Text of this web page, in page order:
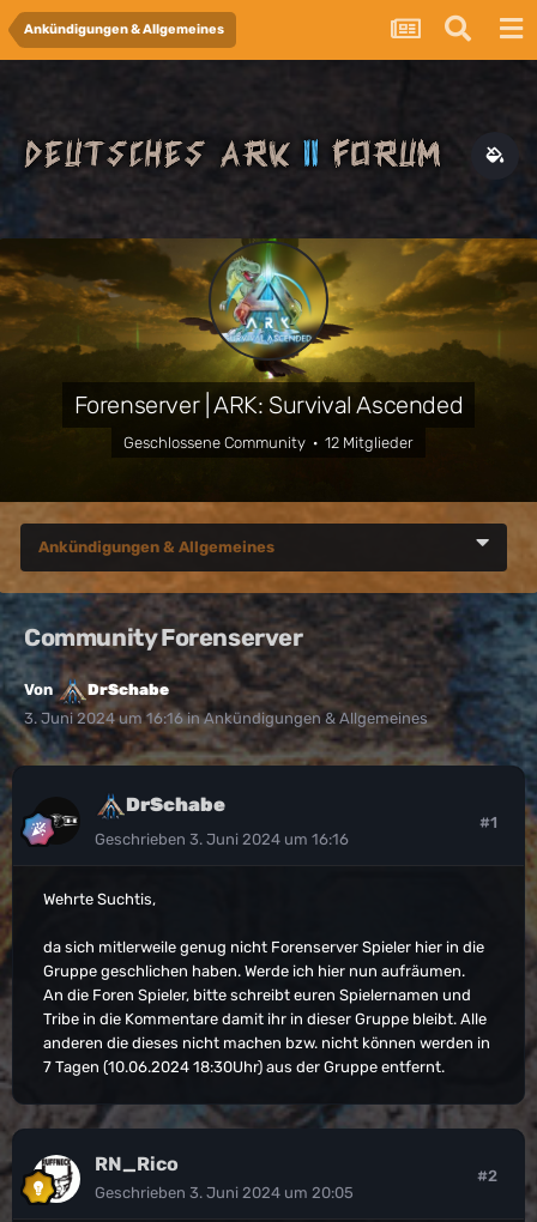
Ankündigungen & Allgemeines
Forenserver | ARK: Survival Ascended
Geschlossene Community · 12 Mitglieder
Ankündigungen & Allgemeines
Community Forenserver
Von
DrSchabe
3. Juni 2024 um 16:16inAnkündigungen & Allgemeines
DrSchabe
Geschrieben 3. Juni 2024 um 16:16
#1
Wehrte Suchtis,
da sich mitlerweile genug nicht Forenserver Spieler hier in die
Gruppe geschlichen haben. Werde ich hier nun aufräumen.
An die Foren Spieler, bitte schreibt euren Spielernamen und
Tribe in die Kommentare damit ihr in dieser Gruppe bleibt. Alle
anderen die dieses nicht machen bzw. nicht können werden in
7 Tagen (10.06.2024 18:30Uhr) aus der Gruppe entfernt.
RN_Rico
Geschrieben 3. Juni 2024 um 20:05
#2